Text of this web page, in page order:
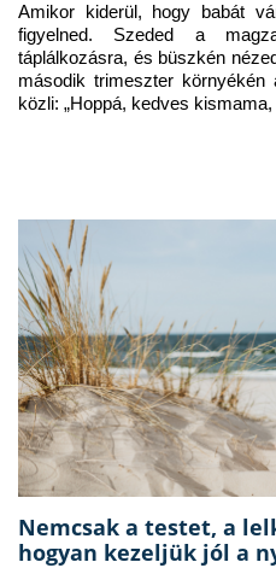
Amikor kiderül, hogy babát
figyelned. Szeded a
táplálkozásra, és büszkén
második trimeszter
közli: „Hoppá, kedves
Nemcsak a testet, a
hogyan kezeljük jól a